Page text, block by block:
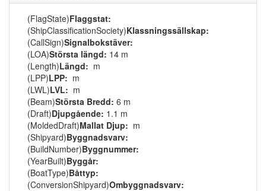
(FlagState)Flaggstat:
(ShipClassificationSociety)Klassningssällskap:
(CallSign)Signalbokstäver:
(LOA)Största längd: 14 m
(Length)Längd: m
(LPP)LPP: m
(LWL)LVL: m
(Beam)Största Bredd: 6 m
(Draft)Djupgående: 1.1 m
(MoldedDraft)Mallat Djup: m
(Shipyard)Byggnadsvarv:
(BuildNumber)Byggnummer:
(YearBuilt)Byggår:
(BoatType)Båttyp:
(ConversionShipyard)Ombyggnadsvarv: